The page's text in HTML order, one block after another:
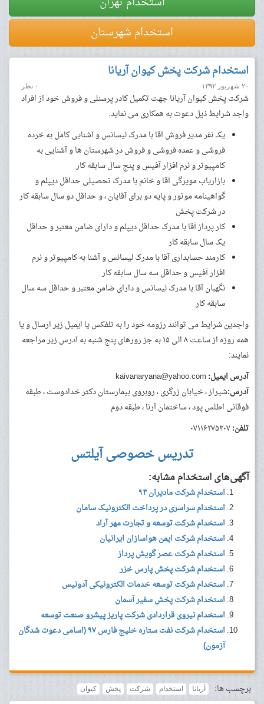
استخدام شهرستان
استخدام شرکت پخش کیوان آریانا
۲۰ شهریور ۱۳۹۲ ۰ نظر
شرکت پخش کیوان آریانا جهت تکمیل کادر پرسنلی و فروش خود از افراد
واجد شرایط ذیل دعوت به همکاری می نماید.
یک نفر مدیر فروش آقا با مدرک لیسانس و آشنایی کامل به خرده
فروشی و عمده فروشی و فروش در شهرستان ها و آشنایی به
کامپیوتر و نرم افزار آفیس و پنج سال سابقه کار
بازاریاب مویرگی آقا و خانم با مدرک تحصیلی حداقل دیپلم و
گواهینامه موتور و پایه دو برای آقایان ، و حداقل دو سال سابقه کار
در شرکت پخش
کار پرداز آقا با مدرک حداقل دیپلم و دارای ضامن معتبر و حداقل
یک سال سابقه کار
کارمند حسابداری آقا با مدرک لیسانس و آشنا به کامپیوتر و نرم
افزار آفیس و حداقل سه سال سابقه کار
نگهبان آقا با مدرک لیسانس و دارای ضامن معتبر و حداقل سه سال
سابقه کار
واجدین شرایط می توانند رزومه خود را به تلفکس یا ایمیل زیر ارسال و یا
همه روزه از ساعت ۸ الی ۱۵ به جز رورهای پنج شنبه به آدرس زیر مراجعه
نمایند:
آدرس ایمیل: kaivanaryana@yahoo.com
آدرس:شیراز ، خیابان زرگری ، روبروی بیمارستان دکتر خدادوست ، طبقه
فوقانی اطلس پود ، ساختمان آرنا ، طبقه دوم
تلفن:
تدریس خصوصی آیلتس
آگهی‌های استخدام مشابه:
استخدام شرکت مادیران ۹۴
استخدام سراسری در پرداخت الکترونیک سامان
استخدام شرکت توسعه و تجارت مهر آراد
استخدام شرکت ایمن هواسازان ایرانیان
استخدام شرکت عصر گویش پرداز
استخدام شرکت پخش پارس خزر
استخدام شرکت توسعه خدمات الکترونیکی آدونیس
استخدام شرکت پخش سفیر آسمان
استخدام نیروی قراردادی شرکت پاریز پیشرو صنعت توسعه
استخدام شرکت نفت ستاره خلیج فارس ۹۷ (اسامی دعوت شدگان
آزمون)
برچسب ها: آریانا استخدام شرکت پخش کیوان